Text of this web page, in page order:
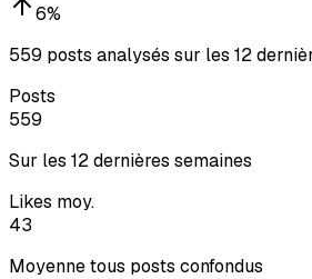
6%
559 posts analysés sur les 12
Posts
559
Sur les 12 dernières semaines
Likes moy.
43
Moyenne tous posts confondus